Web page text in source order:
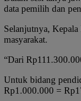
data pemilih dan
Selanjutnya,
masyarakat.
“Dari
Untuk bidang
Rp1.000.000 =